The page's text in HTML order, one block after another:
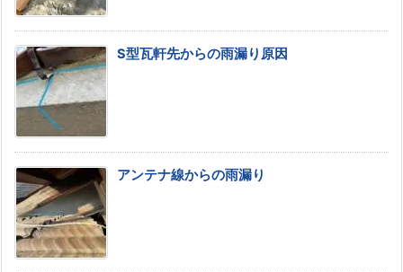
S型瓦軒先からの雨漏り原因
アンテナ線からの雨漏り